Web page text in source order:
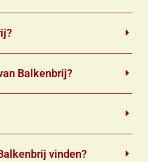
Balkenbrij?
vinden?